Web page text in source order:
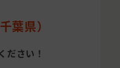
葉県）
ださい！